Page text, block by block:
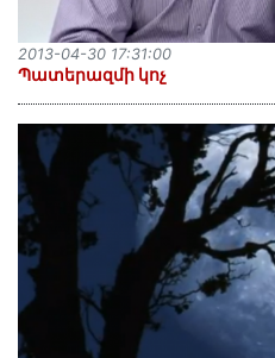
Պատերազմի կոչ
2013-04-30 17:31:00